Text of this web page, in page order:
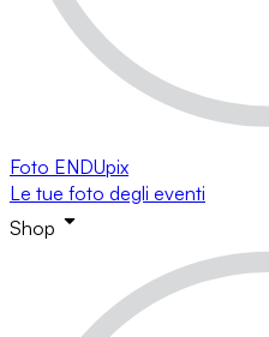
Foto ENDUpix
Le tue foto degli eventi
Shop